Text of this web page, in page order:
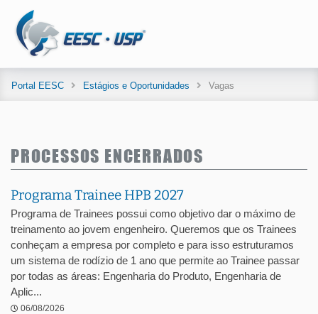
Portal EESC Estágios e Oportunidades Vagas
PROCESSOS ENCERRADOS
Programa Trainee HPB 2027
Programa de Trainees possui como objetivo dar o máximo de
treinamento ao jovem engenheiro. Queremos que os Trainees
conheçam a empresa por completo e para isso estruturamos
um sistema de rodízio de 1 ano que permite ao Trainee passar
por todas as áreas: Engenharia do Produto, Engenharia de
Aplic...
06/08/2026